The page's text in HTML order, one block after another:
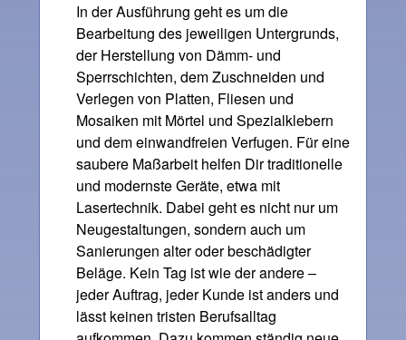
In der Ausführung geht es um die
Bearbeitung des jeweiligen Untergrunds,
der Herstellung von Dämm- und
Sperrschichten, dem Zuschneiden und
Verlegen von Platten, Fliesen und
Mosaiken mit Mörtel und Spezialklebern
und dem einwandfreien Verfugen. Für eine
saubere Maßarbeit helfen Dir traditionelle
und modernste Geräte, etwa mit
Lasertechnik. Dabei geht es nicht nur um
Neugestaltungen, sondern auch um
Sanierungen alter oder beschädigter
Beläge. Kein Tag ist wie der andere –
jeder Auftrag, jeder Kunde ist anders und
lässt keinen tristen Berufsalltag